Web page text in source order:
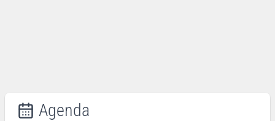
Agenda